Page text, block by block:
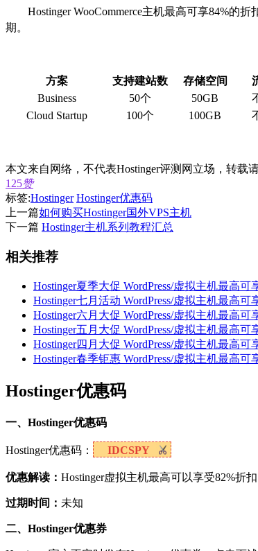
Hostinger WooCommerce主机最高可享84%的
期。
方案 支持建站数 存储空间
Business
50个 50GB
Cloud Startup
100个 100GB
本文来自网络，不代表Hostinger评测网立场，转载
125赞
标签:Hostinger Hostinger优惠码
上一篇如何购买Hostinger国外VPS主机
下一篇 Hostinger主机系列教程汇总
相关推荐
Hostinger夏季大促 WordPress/虚拟主机最高可
Hostinger七月活动 WordPress/虚拟主机最高可
Hostinger六月大促 WordPress/虚拟主机最高可
Hostinger五月大促 WordPress/虚拟主机最高可
Hostinger四月大促 WordPress/虚拟主机最高可
Hostinger春季钜惠 WordPress/虚拟主机最高可
Hostinger优惠码
一、Hostinger优惠码
Hostinger优惠码： IDCSPY
优惠解读： Hostinger虚拟主机最高可以享受82%折
过期时间： 未知
二、Hostinger优惠券